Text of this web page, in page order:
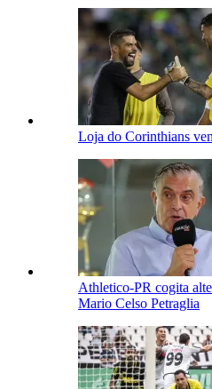
Loja do Corinthians
Athletico-PR cogita
Mario Celso Petraglia